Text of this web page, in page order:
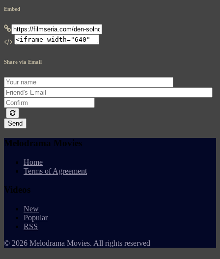
Embed
Share via Email
Send
Melodrama Movies
Home
Terms of Agreement
Videos
New
Popular
RSS
© 2026 Melodrama Movies. All rights reserved